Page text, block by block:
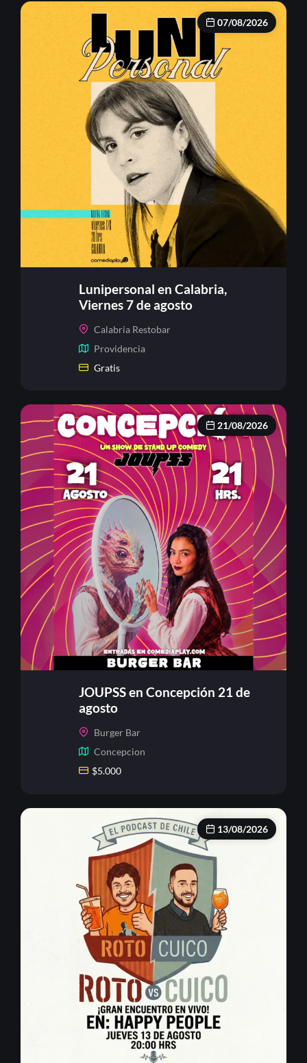
07/08/2026
Lunipersonal en Calabria,
Viernes 7 de agosto
Calabria Restobar
Providencia
Gratis
21/08/2026
JOUPSS en Concepción 21 de
agosto
Burger Bar
Concepcion
$5.000
13/08/2026